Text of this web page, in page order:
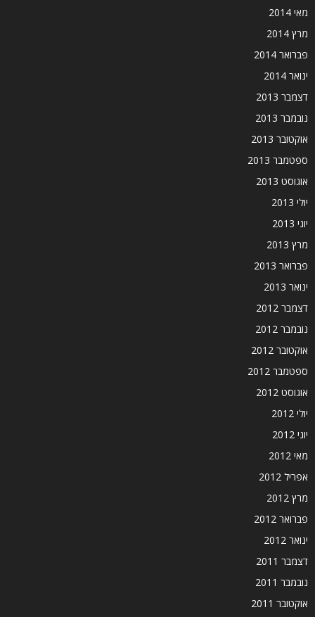
מאי 2014
מרץ 2014
פברואר 2014
ינואר 2014
דצמבר 2013
נובמבר 2013
אוקטובר 2013
ספטמבר 2013
אוגוסט 2013
יולי 2013
יוני 2013
מרץ 2013
פברואר 2013
ינואר 2013
דצמבר 2012
נובמבר 2012
אוקטובר 2012
ספטמבר 2012
אוגוסט 2012
יולי 2012
יוני 2012
מאי 2012
אפריל 2012
מרץ 2012
פברואר 2012
ינואר 2012
דצמבר 2011
נובמבר 2011
אוקטובר 2011